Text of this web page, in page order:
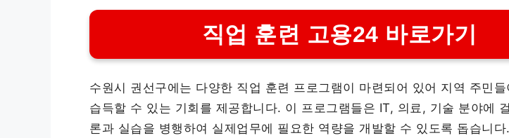
직업 훈련 고용24 바로가기
수원시 권선구에는 다양한 직업 훈련 프로그램이 마련되어 있어 지역 주민
습득할 수 있는 기회를 제공합니다. 이 프로그램들은 IT, 의료, 기술 분야에
론과 실습을 병행하여 실제업무에 필요한 역량을 개발할 수 있도록 돕습니